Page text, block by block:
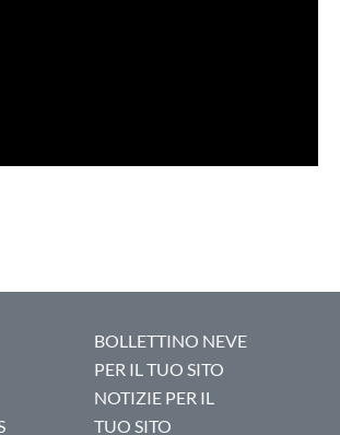
BOLLETTINO NEVE
PER IL TUO SITO
NOTIZIE PER IL
TUO SITO